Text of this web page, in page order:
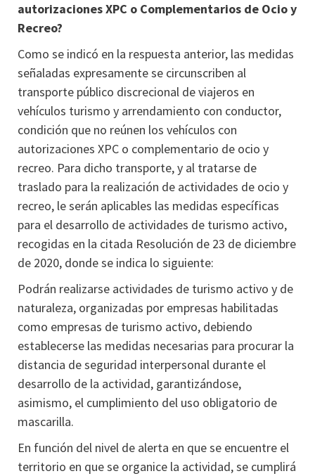
autorizaciones XPC o Complementarios de Ocio y
Recreo?
Como se indicó en la respuesta anterior, las medidas
señaladas expresamente se circunscriben al
transporte público discrecional de viajeros en
vehículos turismo y arrendamiento con conductor,
condición que no reúnen los vehículos con
autorizaciones XPC o complementario de ocio y
recreo. Para dicho transporte, y al tratarse de
traslado para la realización de actividades de ocio y
recreo, le serán aplicables las medidas específicas
para el desarrollo de actividades de turismo activo,
recogidas en la citada Resolución de 23 de diciembre
de 2020, donde se indica lo siguiente:
Podrán realizarse actividades de turismo activo y de
naturaleza, organizadas por empresas habilitadas
como empresas de turismo activo, debiendo
establecerse las medidas necesarias para procurar la
distancia de seguridad interpersonal durante el
desarrollo de la actividad, garantizándose,
asimismo, el cumplimiento del uso obligatorio de
mascarilla.
En función del nivel de alerta en que se encuentre el
territorio en que se organice la actividad, se cumplirá